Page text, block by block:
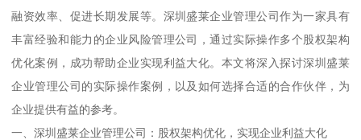
融资效率、促进长期发展等。深圳盛莱企业管理公司作为一家具有
丰富经验和能力的企业风险管理公司，通过实际操作多个股权架构
优化案例，成功帮助企业实现利益大化。本文将深入探讨深圳盛莱
企业管理公司的实际操作案例，以及如何选择合适的合作伙伴，为
企业提供有益的参考。
一、深圳盛莱企业管理公司：股权架构优化，实现企业利益大化